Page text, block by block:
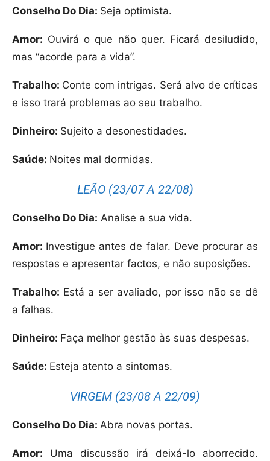
Conselho Do Dia: Seja optimista.
Amor: Ouvirá o que não quer. Ficará desiludido,
mas “acorde para a vida”.
Trabalho: Conte com intrigas. Será alvo de críticas
e isso trará problemas ao seu trabalho.
Dinheiro: Sujeito a desonestidades.
Saúde: Noites mal dormidas.
LEÃO (23/07 A 22/08)
Conselho Do Dia: Analise a sua vida.
Amor: Investigue antes de falar. Deve procurar as
respostas e apresentar factos, e não suposições.
Trabalho: Está a ser avaliado, por isso não se dê
a falhas.
Dinheiro: Faça melhor gestão às suas despesas.
Saúde: Esteja atento a sintomas.
VIRGEM (23/08 A 22/09)
Conselho Do Dia: Abra novas portas.
Amor: Uma discussão irá deixá-lo aborrecido.